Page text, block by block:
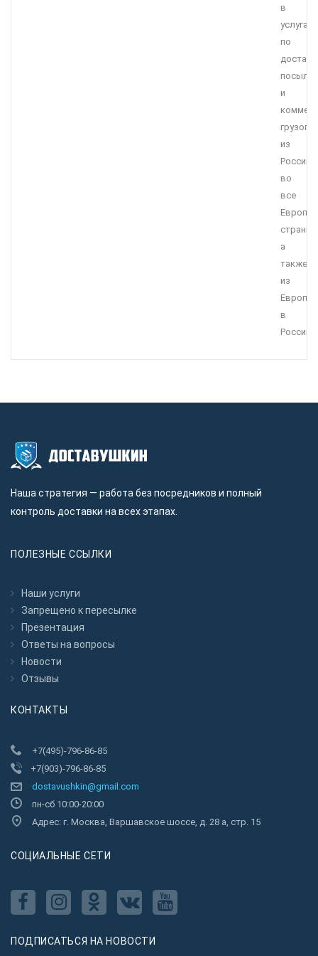
в
услугах
по
и
из
России
во
все
страны,
а
также
из
Европы
в
Россию.
Наша стратегия — работа без посредников и полный
контроль доставки на всех этапах.
ПОЛЕЗНЫЕ ССЫЛКИ
Наши услуги
Запрещено к пересылкe
Презентация
Ответы на вопросы
Новости
Отзывы
КОНТАКТЫ
+7(495)-796-86-85
+7(903)-796-86-85
dostavushkin@gmail.com
пн-сб 10:00-20:00
Адрес: г. Москва, Варшавское шоссе, д. 28 а, стр. 15
CОЦИАЛЬНЫЕ СЕТИ
ПОДПИСАТЬСЯ НА НОВОСТИ